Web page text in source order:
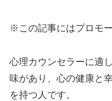
※この記事にはプロモ
心理カウンセラーに適
味があり、心の健康と
を持つ人です。